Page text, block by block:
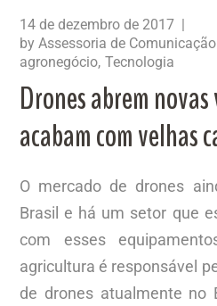
14 de dezembro de 2017
byAssessoria de Comunicação
agronegócio Tecnologia
Drones abrem
acabam com velhas
O mercado de drones
Brasil e há um setor que
com esses
agricultura é responsável
de drones atualmente no